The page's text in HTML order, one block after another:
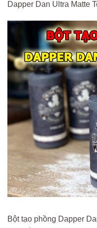
Dapper Dan Ultra Matte
Bột tạo phồng Dapper